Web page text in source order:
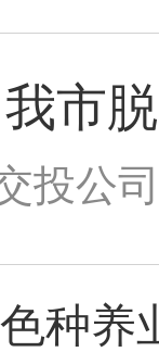
我市
投公
种养